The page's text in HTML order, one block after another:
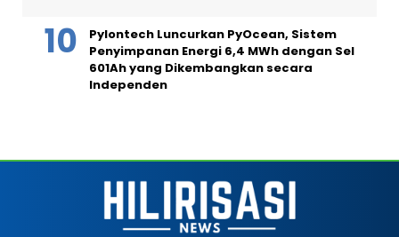
Pylontech Luncurkan PyOcean, Sistem
Penyimpanan Energi 6,4 MWh dengan Sel
601Ah yang Dikembangkan secara
Independen